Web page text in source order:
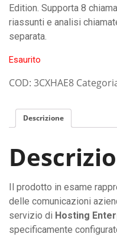
Edition. Supporta 8
riassunti e analisi
separata.
Esaurito
COD: 3CXHAE8
Descrizione
Il prodotto in esame
delle comunicazioni
servizio di Hosting
specificamente